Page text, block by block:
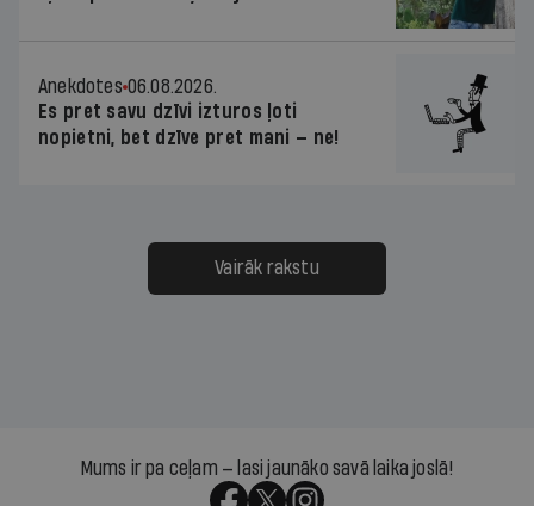
Anekdotes 06.08.2026.
Es pret savu dzīvi izturos ļoti
nopietni, bet dzīve pret mani — ne!
Vairāk rakstu
Mums ir pa ceļam — lasi jaunāko savā laika joslā!